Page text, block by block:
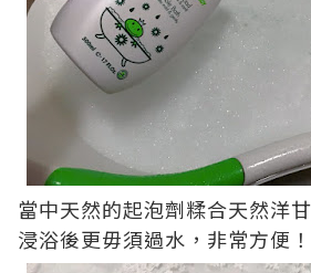
當中天然的起泡劑糅合天然洋
浸浴後更毋須過水，非常方便！